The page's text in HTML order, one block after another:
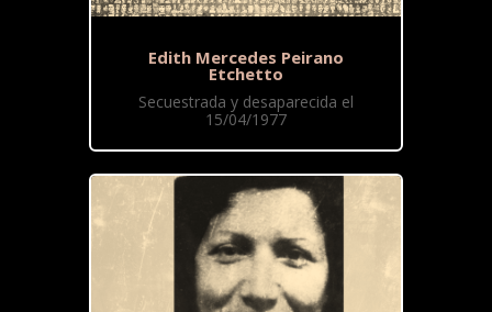
Edith Mercedes Peirano
Etchetto
Secuestrada y desaparecida el
15/04/1977